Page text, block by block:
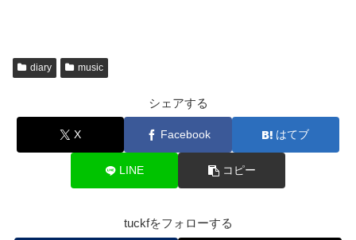
diary music
シェアする
X Facebook はてブ
LINE コピー
tuckfをフォローする